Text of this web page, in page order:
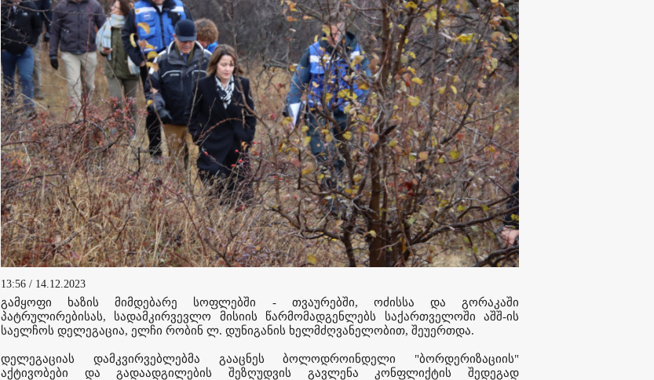
13:56 / 14.12.2023
გამყოფი ხაზის მიმდებარე სოფლებში - თვაურებში, ოძისსა და გორაკაში
პატრულირებისას, სადამკირვევლო მისიის წარმომადგენლებს საქართველოში აშშ-ის
საელჩოს დელეგაცია, ელჩი რობინ ლ. დუნიგანის ხელმძღვანელობით, შეუერთდა.
დელეგაციას დამკვირვებლებმა გააცნეს ბოლოდროინდელი "ბორდერიზაციის"
აქტივობები და გადაადგილების შეზღუდვის გავლენა კონფლიქტის შედეგად